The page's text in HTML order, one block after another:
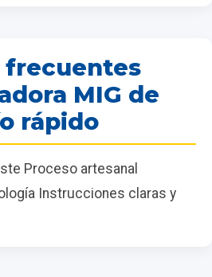
frecuentes
MIG de
rápido
Proceso artesanal
Instrucciones claras y